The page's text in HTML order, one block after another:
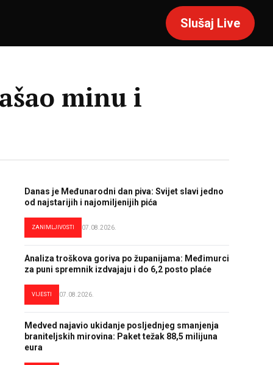
Slušaj Live
minu i
Danas je Međunarodni dan piva: Svijet slavi jedno
od najstarijih i najomiljenijih pića
ZANIMLJIVOSTI 07.08.2026.
Analiza troškova goriva po županijama: Međimurci
za puni spremnik izdvajaju i do 6,2 posto plaće
VIJESTI 07.08.2026.
Medved najavio ukidanje posljednjeg smanjenja
braniteljskih mirovina: Paket težak 88,5 milijuna
eura